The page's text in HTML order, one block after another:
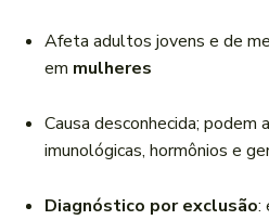
Afeta adultos jovens e de
em mulheres
Causa desconhecida; podem
imunológicas, hormônios e
Diagnóstico por exclusão: